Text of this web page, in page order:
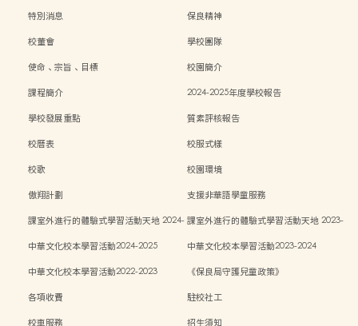
特別消息
保良精神
校董會
學校團隊
使命、宗旨、目標
校園簡介
課程簡介
2024-2025年度學校報告
學校發展重點
質素評核報告
校曆表
校服式樣
校歌
校園環境
傲翔計劃
支援非華語學童服務
課室外進行的體驗式學習活動天地 2024-課室外進行的體驗式學習活動天地 2023-
中華文化校本學習活動2024-2025
中華文化校本學習活動2023-2024
中華文化校本學習活動2022-2023
《保良局守護兒童政策》
各項收費
駐校社工
校車服務
招生須知